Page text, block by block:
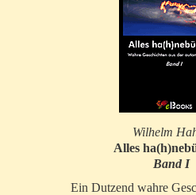
Wilhelm
Alles
Band I
Ein Dutzend wahre